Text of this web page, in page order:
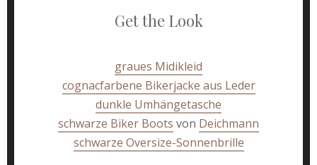
Get the Look
graues Midikleid
cognacfarbene Bikerjacke aus Leder
dunkle Umhängetasche
schwarze Biker Boots von Deichmann
schwarze Oversize-Sonnenbrille